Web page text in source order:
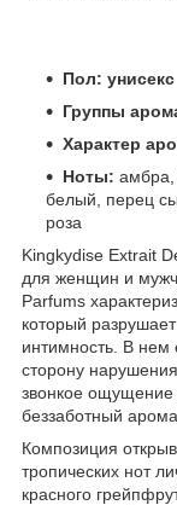
Пол: унисекс
Группы
Характер
Ноты: амбра,
белый, перец
роза
Kingkydise Extrait
для женщин и
Parfums
который
интимность. В нем
сторону
звонкое ощущение
беззаботный
Композиция
тропических нот
красного